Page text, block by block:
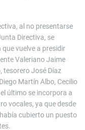
al no presentarse
Directiva, se
vuelve a presidir
Valeriano Jaime
tesorero José Díaz
Martín Albo, Cecilio
último se incorpora a
vocales, ya que desde
cubierto un puesto